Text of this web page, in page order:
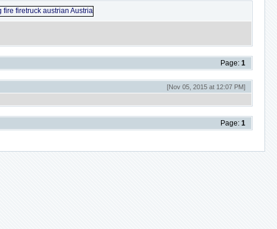
Page: 1
[Nov 05, 2015 at 12:07 PM]
Page: 1